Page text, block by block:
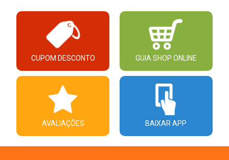
CUPOM DESCONTO GUIA SHOP ONLINE
AVALIAÇÕES BAIXAR APP